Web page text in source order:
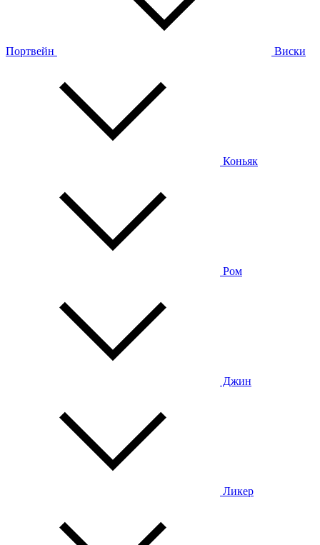
Портвейн Виски
Коньяк
Ром
Джин
Ликер